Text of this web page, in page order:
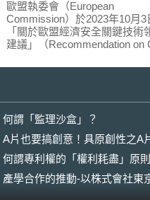
歐盟執委會（European
Commission）於2023年10月3
「關於歐盟經濟安全關鍵技術
建議」（Recommendation on
Economic Security），以便與
Economic Security Strategy）
於地緣政治緊張之局勢下，將
度的減少經濟流動所帶來之風
歐盟經濟安全制定全面的戰略
此「建議」列出十大關鍵技術
清單，係根據以下標準進行風
何謂「監理沙盒」？
A片也要搞創意！具原創性之A
何謂專利權的「權利耗盡」原
產學合作的推動-以株式會社東